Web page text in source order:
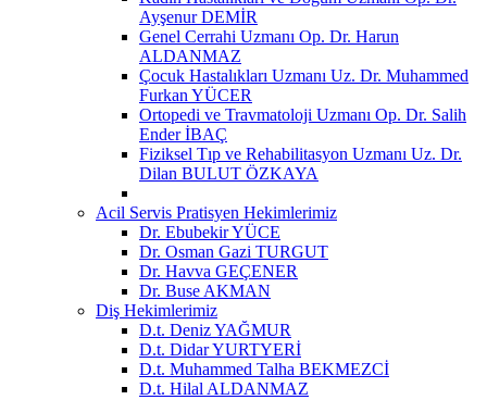
Ayşenur DEMİR
Genel Cerrahi Uzmanı Op. Dr. Harun
ALDANMAZ
Çocuk Hastalıkları Uzmanı Uz. Dr. Muhammed
Furkan YÜCER
Ortopedi ve Travmatoloji Uzmanı Op. Dr. Salih
Ender İBAÇ
Fiziksel Tıp ve Rehabilitasyon Uzmanı Uz. Dr.
Dilan BULUT ÖZKAYA
Acil Servis Pratisyen Hekimlerimiz
Dr. Ebubekir YÜCE
Dr. Osman Gazi TURGUT
Dr. Havva GEÇENER
Dr. Buse AKMAN
Diş Hekimlerimiz
D.t. Deniz YAĞMUR
D.t. Didar YURTYERİ
D.t. Muhammed Talha BEKMEZCİ
D.t. Hilal ALDANMAZ